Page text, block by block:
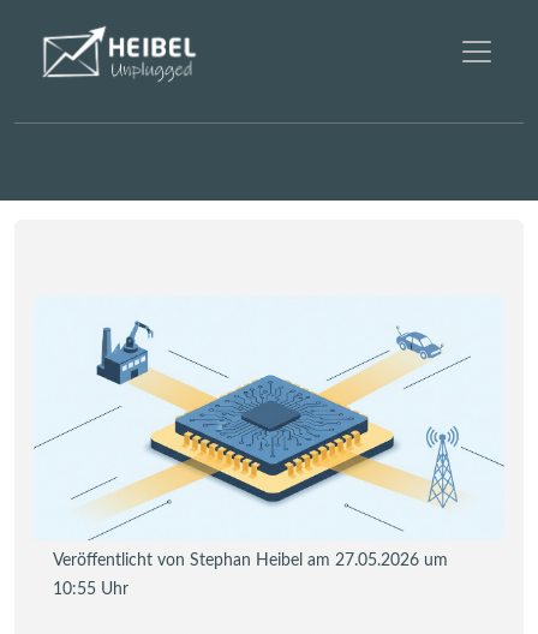
Veröffentlicht von Stephan Heibel am 27.05.2026 um
10:55 Uhr